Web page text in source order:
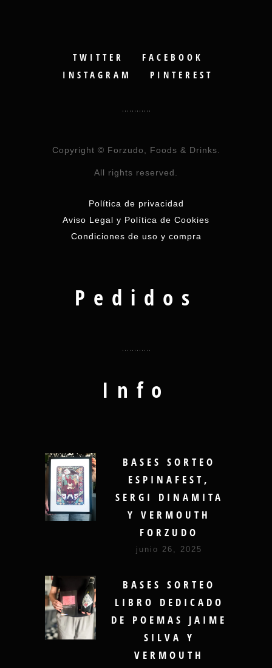
TWITTER
FACEBOOK
INSTAGRAM
PINTEREST
Copyright © Forzudo, Foods & Drinks.
All rights reserved.
Política de privacidad
Aviso Legal y Política de Cookies
Condiciones de uso y compra
Pedidos
Info
BASES SORTEO
ESPINAFEST,
SERGI DINAMITA
Y VERMOUTH
FORZUDO
junio 26, 2025
BASES SORTEO
LIBRO DEDICADO
DE POEMAS JAIME
SILVA Y
VERMOUTH